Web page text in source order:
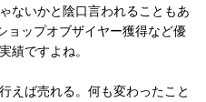
ないかと陰口言われることもあ
ョップオブザイヤー獲得など優
績ですよね。
えば売れる。何も変わったこと